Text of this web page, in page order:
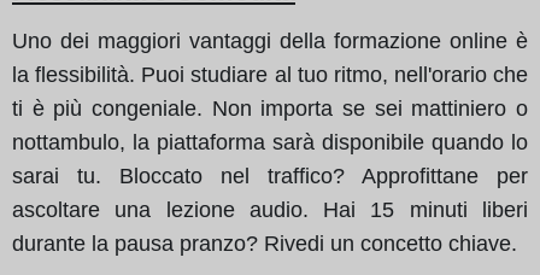
Uno dei maggiori vantaggi della formazione online è
la flessibilità. Puoi studiare al tuo ritmo, nell'orario che
ti è più congeniale. Non importa se sei mattiniero o
nottambulo, la piattaforma sarà disponibile quando lo
sarai tu. Bloccato nel traffico? Approfittane per
ascoltare una lezione audio. Hai 15 minuti liberi
durante la pausa pranzo? Rivedi un concetto chiave.